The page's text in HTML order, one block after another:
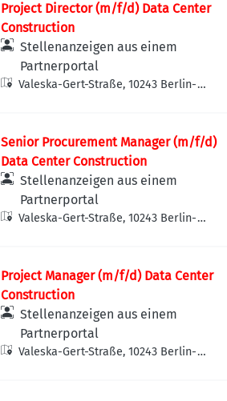
Project Director (m/f/d) Data Center
Construction
Stellenanzeigen aus einem
Partnerportal
Valeska-Gert-Straße, 10243 Berlin-
Senior Procurement Manager (m/f/d)
Data Center Construction
Stellenanzeigen aus einem
Partnerportal
Valeska-Gert-Straße, 10243 Berlin-
Project Manager (m/f/d) Data Center
Construction
Stellenanzeigen aus einem
Partnerportal
Valeska-Gert-Straße, 10243 Berlin-